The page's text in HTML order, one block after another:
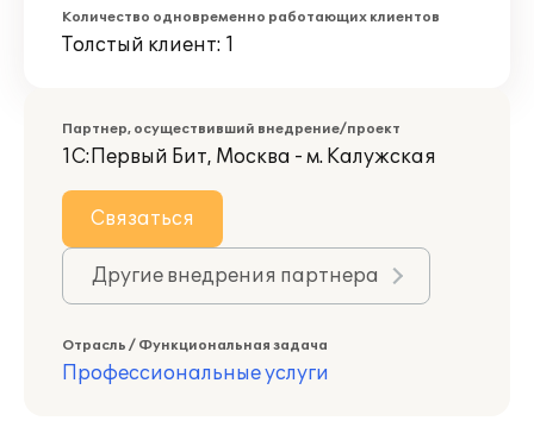
Количество одновременно работающих клиентов
Толстый клиент: 1
Партнер, осуществивший внедрение/проект
1С:Первый Бит, Москва - м. Калужская
Связаться
Другие внедрения партнера
Отрасль / Функциональная задача
Профессиональные услуги